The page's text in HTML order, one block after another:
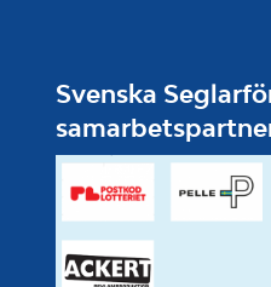
Svenska